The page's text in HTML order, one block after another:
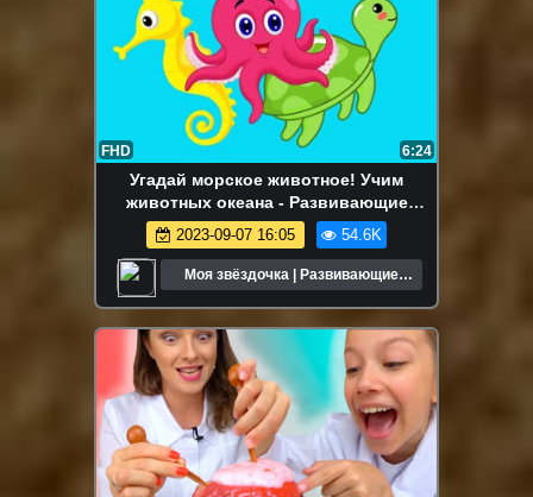
FHD 6:24
Угадай морское животное! Учим
животных океана - Развивающие
мультики - Животные для детей
2023-09-07 16:05 54.6K
Моя звёздочка | Развивающие